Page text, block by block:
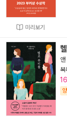
미리보기
복